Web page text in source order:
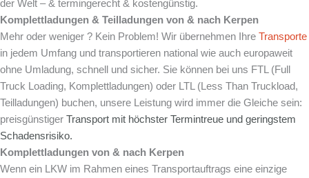
der Welt – & termingerecht & kostengünstig.
Komplettladungen & Teilladungen von & nach Kerpen
Mehr oder weniger ? Kein Problem! Wir übernehmen Ihre Transporte
in jedem Umfang und transportieren national wie auch europaweit
ohne Umladung, schnell und sicher. Sie können bei uns FTL (Full
Truck Loading, Komplettladungen) oder LTL (Less Than Truckload,
Teilladungen) buchen, unsere Leistung wird immer die Gleiche sein:
preisgünstiger Transport mit höchster Termintreue und geringstem
Schadensrisiko.
Komplettladungen von & nach Kerpen
Wenn ein LKW im Rahmen eines Transportauftrags eine einzige